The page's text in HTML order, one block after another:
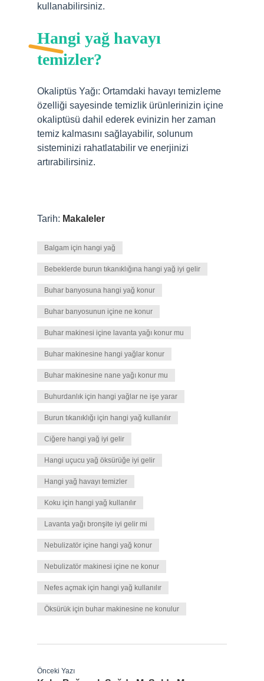
kullanabilirsiniz.
Hangi yağ havayı
temizler?
Okaliptüs Yağı: Ortamdaki havayı temizleme
özelliği sayesinde temizlik ürünlerinizin içine
okaliptüsü dahil ederek evinizin her zaman
temiz kalmasını sağlayabilir, solunum
sisteminizi rahatlatabilir ve enerjinizi
artırabilirsiniz.
Tarih: Makaleler
Balgam için hangi yağ
Bebeklerde burun tıkanıklığına hangi yağ iyi gelir
Buhar banyosuna hangi yağ konur
Buhar banyosunun içine ne konur
Buhar makinesi içine lavanta yağı konur mu
Buhar makinesine hangi yağlar konur
Buhar makinesine nane yağı konur mu
Buhurdanlık için hangi yağlar ne işe yarar
Burun tıkanıklığı için hangi yağ kullanılır
Ciğere hangi yağ iyi gelir
Hangi uçucu yağ öksürüğe iyi gelir
Hangi yağ havayı temizler
Koku için hangi yağ kullanılır
Lavanta yağı bronşite iyi gelir mi
Nebulizatör içine hangi yağ konur
Nebulizatör makinesi içine ne konur
Nefes açmak için hangi yağ kullanılır
Öksürük için buhar makinesine ne konulur
Önceki Yazı